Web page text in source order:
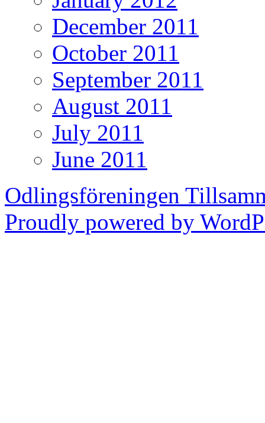
December 2011
October 2011
September 2011
August 2011
July 2011
June 2011
Odlingsföreningen
Proudly powered by